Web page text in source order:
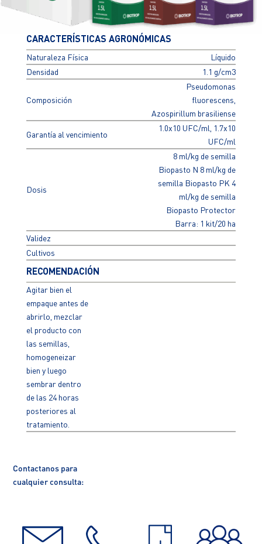
CARACTERÍSTICAS AGRONÓMICAS
Naturaleza Física
Líquido
Densidad
1.1 g/cm3
Composición
Pseudomonas
fluorescens,
Azospirillum brasiliense
Garantía al vencimiento
1.0x10 UFC/ml, 1.7x10
UFC/ml
Dosis
8 ml/kg de semilla
Biopasto N 8 ml/kg de
semilla Biopasto PK 4
ml/kg de semilla
Biopasto Protector
Barra: 1 kit/20 ha
Validez
Cultivos
RECOMENDACIÓN
Agitar bien el
empaque antes de
abrirlo, mezclar
el producto con
las semillas,
homogeneizar
bien y luego
sembrar dentro
de las 24 horas
posteriores al
tratamiento.
Contactanos para
cualquier consulta: